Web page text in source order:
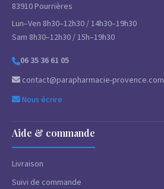
83910 Pourrières
Lun–Ven 8h30–12h30 / 14h30–19h30
Sam 8h30–12h30 / 15h–19h30
06 35 36 61 05
contact@parapharmacie-provence.com
Nous écrire
Aide & commande
Livraison
Suivi de commande